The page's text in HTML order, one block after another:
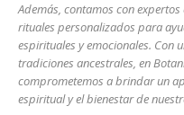
Además, contamos con
rituales personalizados para
espirituales y emocionales. Con
tradiciones ancestrales, en
comprometemos a brindar un
espiritual y el bienestar de